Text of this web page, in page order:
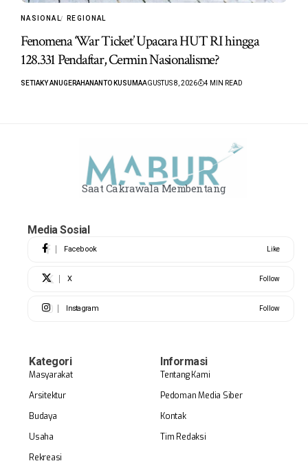
NASIONAL REGIONAL
Fenomena ‘War Ticket’ Upacara HUT RI hingga
128.331 Pendaftar, Cermin Nasionalisme?
SETIAKY ANUGERAHANANTO KUSUMAAGUSTUS 8, 2026 4 MIN READ
Saat Cakrawala Membentang
Media Sosial
Facebook Like
X Follow
Instagram Follow
Kategori
Masyarakat
Arsitektur
Budaya
Usaha
Rekreasi
Informasi
Tentang Kami
Pedoman Media Siber
Kontak
Tim Redaksi